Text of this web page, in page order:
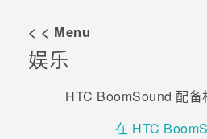
支持帮助
在线客服
< < Menu
娱乐
HTC BoomSound 配备
在 HTC